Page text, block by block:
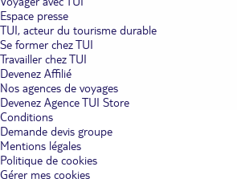
Espace presse
TUI, acteur du tourisme durable
Se former chez TUI
Travailler chez TUI
Devenez Affilié
Nos agences de voyages
Devenez Agence TUI Store
Conditions
Demande devis groupe
Mentions légales
Politique de cookies
Gérer mes cookies